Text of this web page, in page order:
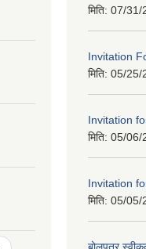
मिति: 07/31/
Invitation
मिति: 05/25/
Invitation
मिति: 05/06/
Invitation
मिति: 05/05/